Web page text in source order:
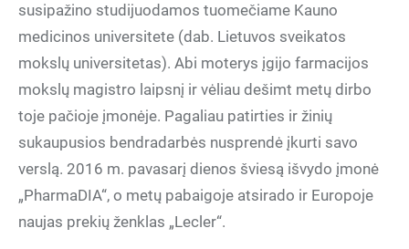
susipažino studijuodamos tuomečiame Kauno
medicinos universitete (dab. Lietuvos sveikatos
mokslų universitetas). Abi moterys įgijo farmacijos
mokslų magistro laipsnį ir vėliau dešimt metų dirbo
toje pačioje įmonėje. Pagaliau patirties ir žinių
sukaupusios bendradarbės nusprendė įkurti savo
verslą. 2016 m. pavasarį dienos šviesą išvydo įmonė
„PharmaDIA“, o metų pabaigoje atsirado ir Europoje
naujas prekių ženklas „Lecler“.